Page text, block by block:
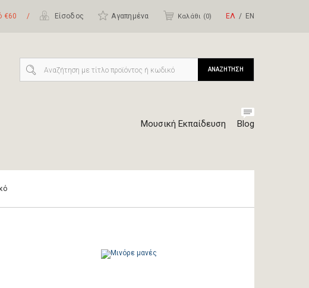
€60 / Είσοδος Αγαπημένα Καλάθι (0) ΕΛ ΕΝ
Μουσική Εκπαίδευση Blog
ΑΝΑΖΗΤΗΣΗ